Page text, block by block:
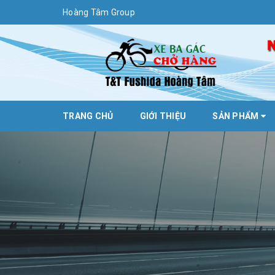
Hoàng Tâm Group
TRANG CHỦ GIỚI THIỆU SẢN PHẨM